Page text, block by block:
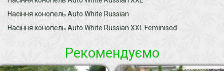
Насіння конопель Auto White Russian
Насіння конопель Auto White Russian XXL Feminised
Рекомендуємо